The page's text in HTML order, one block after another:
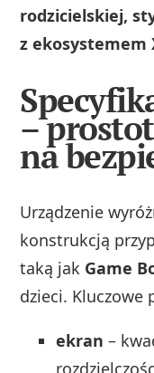
rodzicielskiej,
z ekosystemem
–
na
Urządzenie
konstrukcją
taką jak Game
dzieci. Kluczowe
ekran –